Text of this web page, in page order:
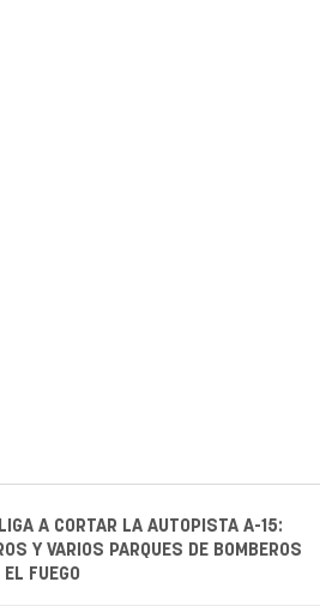
A CORTAR LA AUTOPISTA A-15:
Y VARIOS PARQUES DE BOMBEROS
EL FUEGO